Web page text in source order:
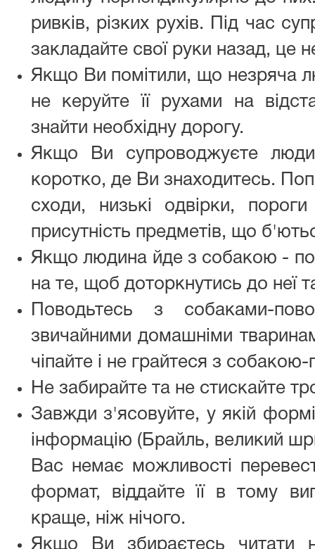
ривків, різких рухів. Під час
закладайте свої руки назад, це
Якщо Ви помітили, що незряча
не керуйте її рухами на
знайти необхідну дорогу.
Якщо Ви супроводжуєте
коротко, де Ви знаходитесь.
сходи, низькі одвірки,
присутність предметів, що
Якщо людина йде з собакою -
на те, щоб доторкнутись до неї
Поводьтесь з собаками-
звичайними домашніми
чіпайте і не грайтеся з
Не забирайте та не стискайте
Завжди з'ясовуйте, у якій
інформацію (Брайль, великий
Вас немає можливості
формат, віддайте її в тому
краще, ніж нічого.
Якщо Ви збираєтесь читати